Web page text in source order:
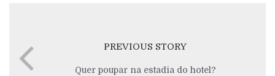
PREVIOUS STORY
Quer poupar na estadia do hotel?